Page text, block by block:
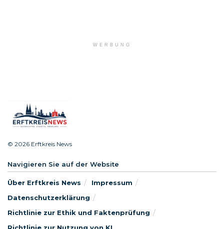
WERBUNG
© 2026 Erftkreis News
Navigieren Sie auf der Website
Über Erftkreis News
Impressum
Datenschutzerklärung
Richtlinie zur Ethik und Faktenprüfung